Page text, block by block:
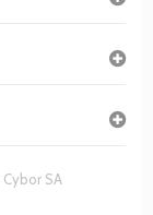
Cybor SA